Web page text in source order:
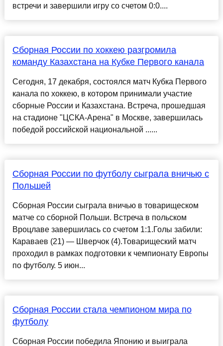
встречи и завершили игру со счетом 0:0....
Сборная России по хоккею разгромила
команду Казахстана на Кубке Первого канала
Сегодня, 17 декабря, состоялся матч Кубка Первого
канала по хоккею, в котором принимали участие
сборные России и Казахстана. Встреча, прошедшая
на стадионе "ЦСКА-Арена" в Москве, завершилась
победой российской национальной ......
Сборная России по футболу сыграла вничью с
Польшей
Сборная России сыграла вничью в товарищеском
матче со сборной Польши. Встреча в польском
Вроцлаве завершилась со счетом 1:1.Голы забили:
Караваев (21) — Шверчок (4).Товарищеский матч
проходил в рамках подготовки к чемпионату Европы
по футболу. 5 июн...
Сборная России стала чемпионом мира по
футболу
Сборная России победила Японию и выиграла